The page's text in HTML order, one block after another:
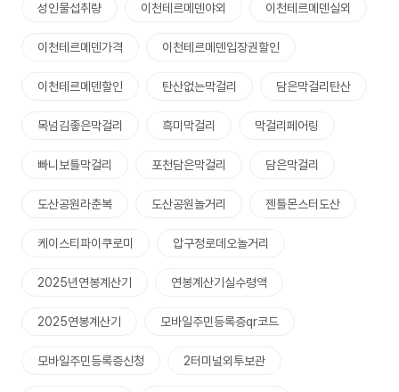
성인물섭취량 이천테르메덴야외 이천테르메덴실외
이천테르메덴가격 이천테르메덴입장권할인
이천테르메덴할인 탄산없는막걸리 담은막걸리탄산
목넘김좋은막걸리 흑미막걸리 막걸리페어링
빠니보틀막걸리 포천담은막걸리 담은막걸리
도산공원라춘복 도산공원놀거리 젠틀몬스터도산
케이스티파이쿠로미 압구정로데오놀거리
2025년연봉계산기 연봉계산기실수령액
2025연봉계산기 모바일주민등록증qr코드
모바일주민등록증신청 2터미널외투보관